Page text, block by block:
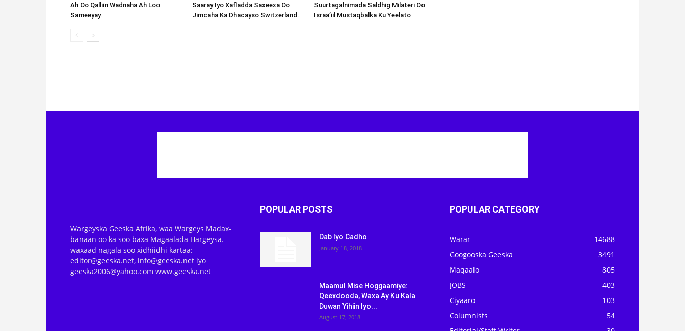
Ah Oo Qalliin Wadnaha Ah Loo
Sameeyay.
Saaray Iyo Xafladda Saxeexa Oo
Jimcaha Ka Dhacayso Switzerland.
Suurtagalnimada Saldhig Milateri Oo
Israa’iil Mustaqbalka Ku Yeelato
Wargeyska Geeska Afrika, waa Wargeys Madax-
banaan oo ka soo baxa Magaalada Hargeysa.
waxaad nagala soo xidhiidhi kartaa:
editor@geeska.net, info@geeska.net iyo
geeska2006@yahoo.com www.geeska.net
POPULAR POSTS
Dab Iyo Cadho
January 18, 2018
Maamul Mise Hoggaamiye:
Qeexdooda, Waxa Ay Ku Kala
Duwan Yihiin Iyo...
August 17, 2018
POPULAR CATEGORY
Warar
14688
Googooska Geeska
3491
Maqaalo
805
JOBS
403
Ciyaaro
103
Columnists
54